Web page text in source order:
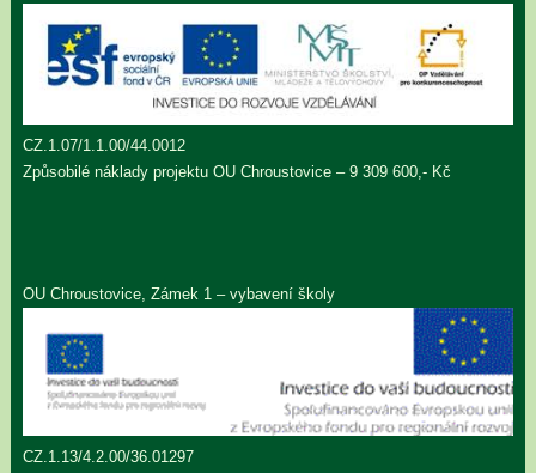
CZ.1.07/1.1.00/44.0012
Způsobilé náklady projektu OU Chroustovice – 9 309 600,- Kč
OU Chroustovice, Zámek 1 – vybavení školy
CZ.1.13/4.2.00/36.01297